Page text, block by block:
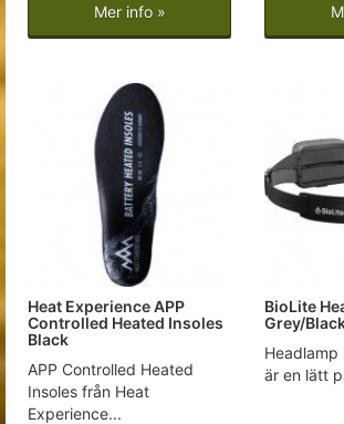
Mer info »
Heat Experience APP
Controlled Heated Insoles
Black
APP Controlled Heated
Insoles från Heat
Experience...
BioLite
Grey/
är en lätt